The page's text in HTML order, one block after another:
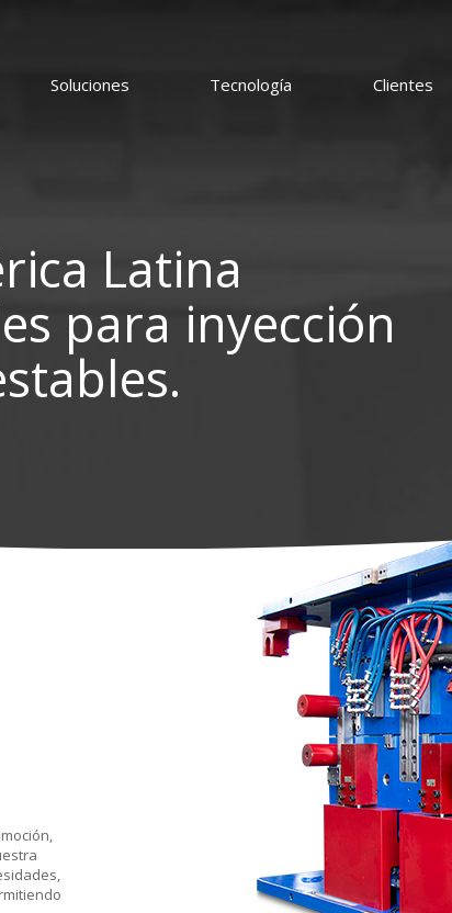
Soluciones Tecnología Clientes
Latina
para inyección